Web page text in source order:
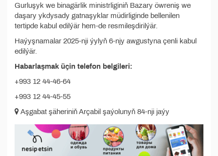
Gurluşyk we binagärlik ministrliginiň Bazary öwreniş we
daşary ykdysady gatnaşyklar müdirliginde bellenilen
tertipde kabul edilýär hem-de resmileşdirilýär.
Haýyşnamalar 2025-nji ýylyň 6-njy awgustyna çenli kabul
edilýär.
Habarlaşmak üçin telefon belgileri:
+993 12 44-46-64
+993 12 44-45-55
Aşgabat şäheriniň Arçabil şaýolunyň 84-nji jaýy